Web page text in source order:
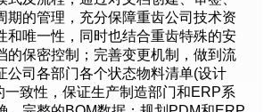
期的管理，充分保障重齿公司技术资
和唯一性，同时也结合重齿特殊的安
的保密控制；完善变更机制，做到流
公司各部门各个状态物料清单(设计
一致性，保证生产制造部门和ERP系